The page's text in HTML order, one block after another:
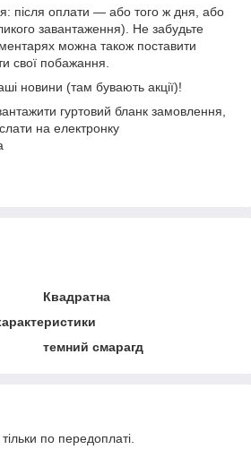
після оплати — або того ж дня, або
завантаження). Не забудьте
можна також поставити
свої побажання.
новини (там бувають акції)!
гуртовий бланк замовлення,
на електронку
Квадратна
темний смарагд
по передоплаті.